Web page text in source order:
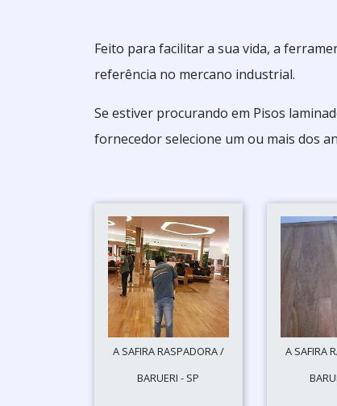
Feito para facilitar a sua vida, a
referência no mercano industrial.
Se estiver procurando em Pisos
fornecedor selecione um ou mais dos
A SAFIRA RASPADORA /
BARUERI - SP
A SAFIRA